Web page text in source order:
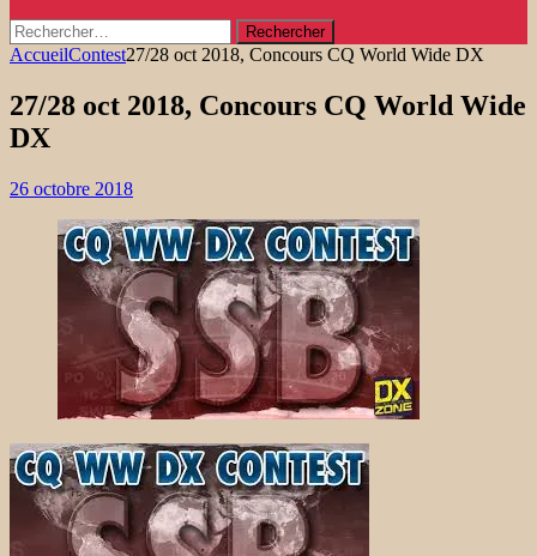
Rechercher :
AccueilContest27/28 oct 2018, Concours CQ World Wide DX
27/28 oct 2018, Concours CQ World Wide
DX
26 octobre 2018